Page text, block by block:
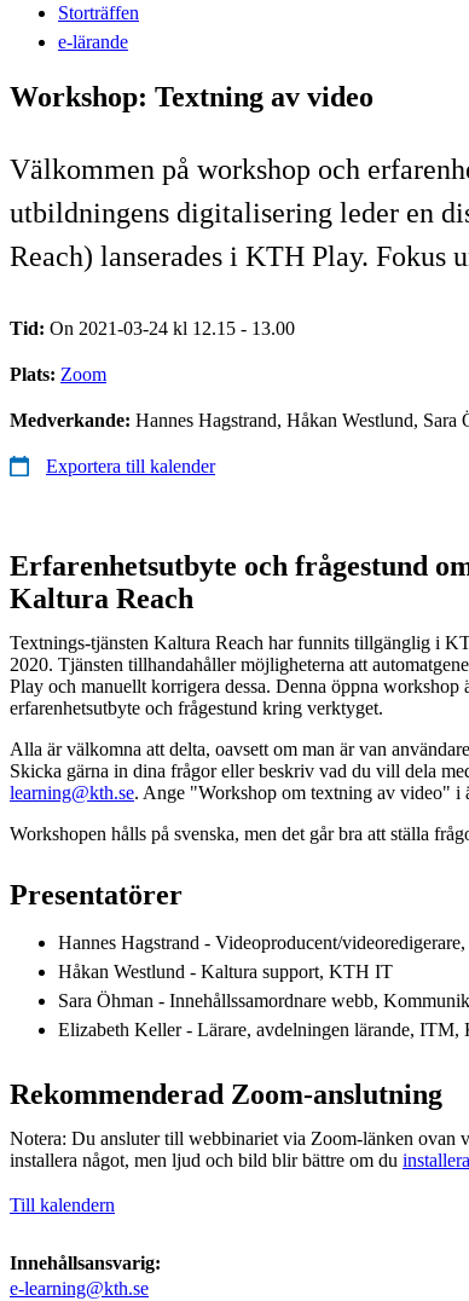
Storträffen
e-lärande
Workshop: Textning av video
Välkommen på workshop och
utbildningens digitalisering leder en
Reach) lanserades i KTH Play. Fokus
Tid: On 2021-03-24 kl 12.15 - 13.00
Plats: Zoom
Medverkande: Hannes Hagstrand, Håkan Westlund, Sara
Exportera till kalender
Erfarenhetsutbyte och frågestund
Kaltura Reach
Textnings-tjänsten Kaltura Reach har funnits tillgänglig i
2020. Tjänsten tillhandahåller möjligheterna att
Play och manuellt korrigera dessa. Denna öppna workshop
erfarenhetsutbyte och frågestund kring verktyget.
Alla är välkomna att delta, oavsett om man är van
Skicka gärna in dina frågor eller beskriv vad du vill dela
learning@kth.se. Ange "Workshop om textning av video" i
Workshopen hålls på svenska, men det går bra att ställa
Presentatörer
Hannes Hagstrand - Videoproducent/
Håkan Westlund - Kaltura support, KTH IT
Sara Öhman - Innehållssamordnare webb,
Elizabeth Keller - Lärare, avdelningen lärande, ITM,
Rekommenderad Zoom-anslutning
Notera: Du ansluter till webbinariet via Zoom-länken ovan
installera något, men ljud och bild blir bättre om du
Till kalendern
Innehållsansvarig:
e-learning@kth.se